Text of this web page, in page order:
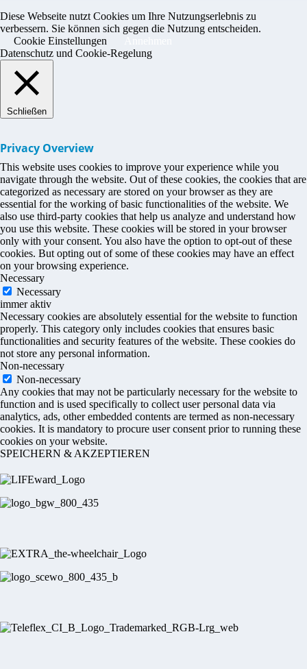
Diese Webseite nutzt Cookies um Ihre Nutzungserlebnis zu
verbessern. Sie können sich gegen die Nutzung entscheiden.
Cookie Einstellungen
Datenschutz und Cookie-Regelung
Schließen
Privacy Overview
This website uses cookies to improve your experience while you
navigate through the website. Out of these cookies, the cookies that are
categorized as necessary are stored on your browser as they are
essential for the working of basic functionalities of the website. We
also use third-party cookies that help us analyze and understand how
you use this website. These cookies will be stored in your browser
only with your consent. You also have the option to opt-out of these
cookies. But opting out of some of these cookies may have an effect
on your browsing experience.
Necessary
Necessary
immer aktiv
Necessary cookies are absolutely essential for the website to function
properly. This category only includes cookies that ensures basic
functionalities and security features of the website. These cookies do
not store any personal information.
Non-necessary
Non-necessary
Any cookies that may not be particularly necessary for the website to
function and is used specifically to collect user personal data via
analytics, ads, other embedded contents are termed as non-necessary
cookies. It is mandatory to procure user consent prior to running these
cookies on your website.
SPEICHERN & AKZEPTIEREN